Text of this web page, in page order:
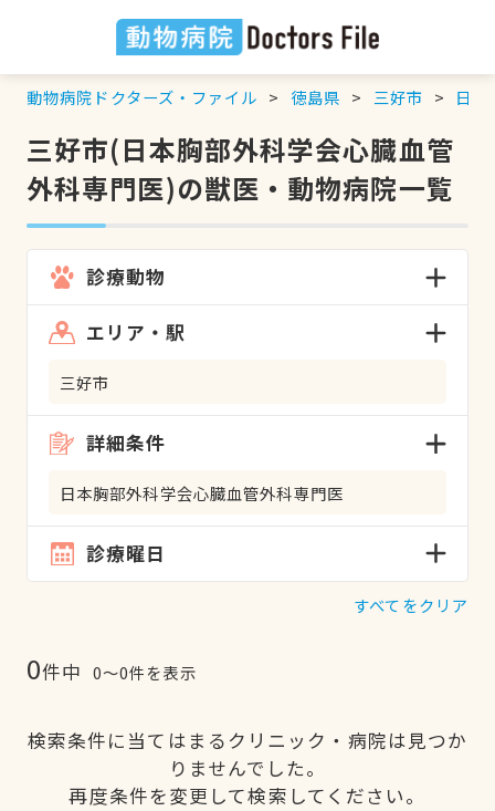
動物病院ドクターズ・ファイル 徳島県 三好市 日本
三好市(日本胸部外科学会心臓血管
外科専門医)の獣医・動物病院一覧
診療動物
エリア・駅
三好市
詳細条件
日本胸部外科学会心臓血管外科専門医
診療曜日
すべてをクリア
0件中 0〜0件を表示
検索条件に当てはまるクリニック・病院は見つか
りませんでした。
再度条件を変更して検索してください。